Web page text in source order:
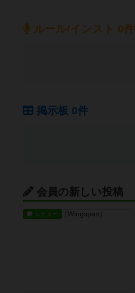
ルール/インスト 0件
掲示板 0件
会員の新しい投稿
レビュー